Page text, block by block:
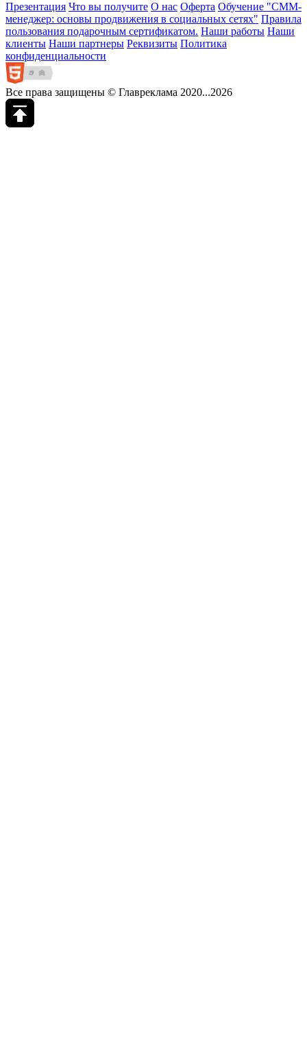
Презентация Что вы получите О нас Оферта Обучение "СМM-
менеджер: основы продвижения в социальных сетях" Правила
пользования подарочным сертификатом. Наши работы Наши
клиенты Наши партнеры Реквизиты Политика
конфиденциальности
Все права защищены © Главреклама 2020...2026